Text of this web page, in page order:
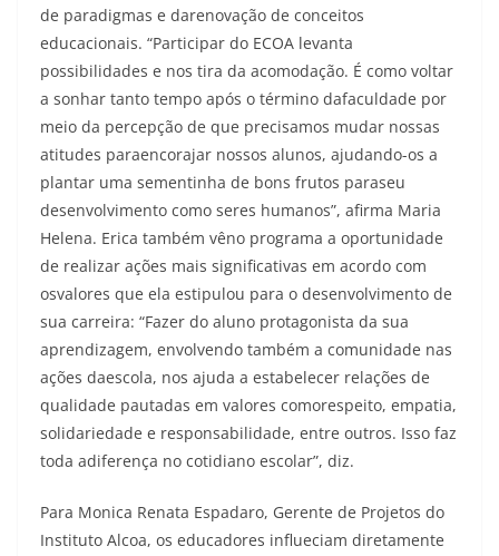
de paradigmas e darenovação de conceitos
educacionais. “Participar do ECOA levanta
possibilidades e nos tira da acomodação. É como voltar
a sonhar tanto tempo após o término dafaculdade por
meio da percepção de que precisamos mudar nossas
atitudes paraencorajar nossos alunos, ajudando-os a
plantar uma sementinha de bons frutos paraseu
desenvolvimento como seres humanos”, afirma Maria
Helena. Erica também vêno programa a oportunidade
de realizar ações mais significativas em acordo com
osvalores que ela estipulou para o desenvolvimento de
sua carreira: “Fazer do aluno protagonista da sua
aprendizagem, envolvendo também a comunidade nas
ações daescola, nos ajuda a estabelecer relações de
qualidade pautadas em valores comorespeito, empatia,
solidariedade e responsabilidade, entre outros. Isso faz
toda adiferença no cotidiano escolar”, diz.
Para Monica Renata Espadaro, Gerente de Projetos do
Instituto Alcoa, os educadores influeciam diretamente